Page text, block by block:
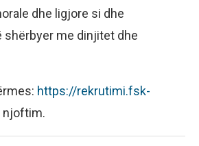
dhe ligjore si dhe
shërbyer me dinjitet dhe
https://rekrutimi.fsk-
njoftim.